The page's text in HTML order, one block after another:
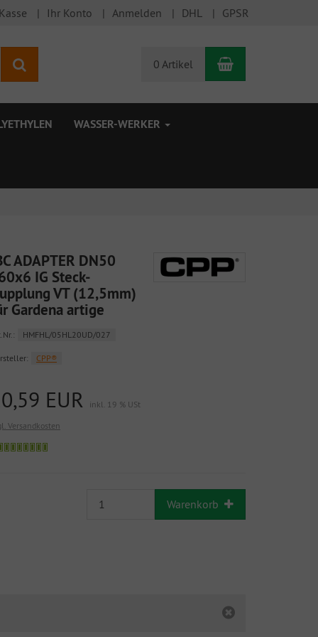
Ihr Konto Anmelden DHL GPSR
0 Artikel Warenkorb
WASSER-WERKER
ADAPTER DN50
IG Steck-
VT (12,5mm)
Gardena artige
HMFHL/05HL20UD/027
CPP®
EUR
inkl. 19 % USt
Versandkosten
Warenkorb